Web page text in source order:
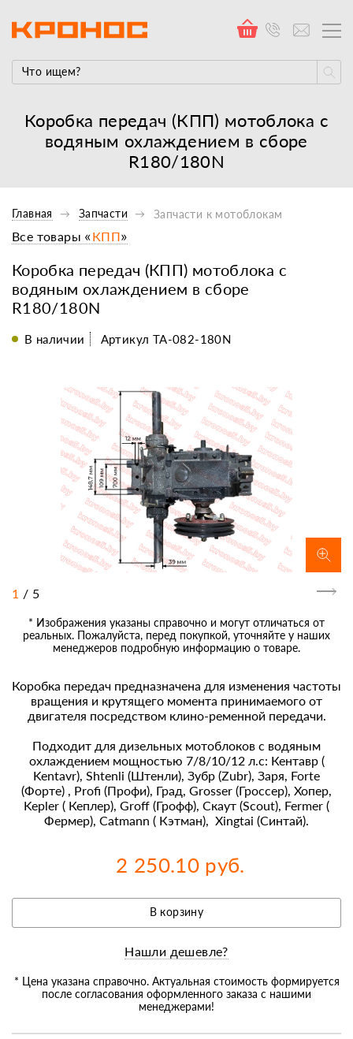
Коробка передач (КПП) мотоблока с
водяным охлаждением в сборе
R180/180N
Главная Запчасти Запчасти к мотоблокам
Коробка передач (КПП) мотоблока с
водяным охлаждением в сборе
R180/180N
Все товары «КПП»
В наличии Артикул TA-082-180N
1 / 5
* Изображения указаны справочно и могут отличаться от
реальных. Пожалуйста, перед покупкой, уточняйте у наших
менеджеров подробную информацию о товаре.
Коробка передач предназначена для изменения частоты
вращения и крутящего момента принимаемого от
двигателя посредством клино-ременной передачи.
Подходит для дизельных мотоблоков с водяным
охлаждением мощностью 7/8/10/12 л.с: Кентавр (
Kentavr), Shtenli (Штенли), Зубр (Zubr), Заря, Forte
(Форте) , Profi (Профи), Град, Grosser (Гроссер), Хопер,
Kepler ( Кеплер), Groff (Грофф), Скаут (Scout), Fermer (
Фермер), Catmann ( Кэтман), Xingtai (Синтай).
2 250.10 руб.
В корзину
Нашли дешевле?
* Цена указана справочно. Актуальная стоимость формируется
после согласования оформленного заказа с нашими
менеджерами!